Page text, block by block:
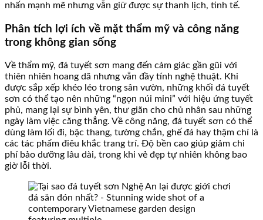
nhấn mạnh mẽ nhưng vẫn giữ được sự thanh lịch, tinh tế.
Phân tích lợi ích về mặt thẩm mỹ và công năng
trong không gian sống
Về thẩm mỹ, đá tuyết sơn mang đến cảm giác gần gũi với
thiên nhiên hoang dã nhưng vẫn đầy tính nghệ thuật. Khi
được sắp xếp khéo léo trong sân vườn, những khối đá tuyết
sơn có thể tạo nên những “ngọn núi mini” với hiệu ứng tuyết
phủ, mang lại sự bình yên, thư giãn cho chủ nhân sau những
ngày làm việc căng thẳng. Về công năng, đá tuyết sơn có thể
dùng làm lối đi, bậc thang, tường chắn, ghế đá hay thậm chí là
các tác phẩm điêu khắc trang trí. Độ bền cao giúp giảm chi
phí bảo dưỡng lâu dài, trong khi vẻ đẹp tự nhiên không bao
giờ lỗi thời.